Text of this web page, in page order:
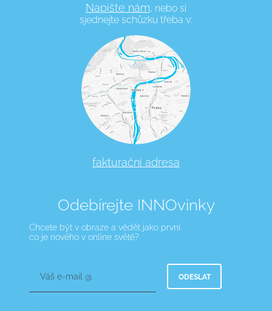
Napište nám, nebo si
sjednejte schůzku třeba v:
fakturační adresa
Odebírejte INNOvinky
Chcete být v obraze a vědět jako první,
co je nového v online světě?
Váš e-mail @ ODESLAT